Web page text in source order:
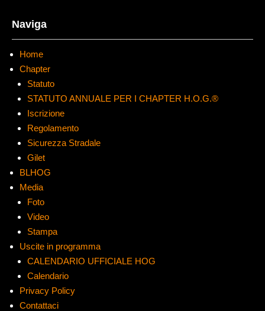
Naviga
Home
Chapter
Statuto
STATUTO ANNUALE PER I CHAPTER H.O.G.®
Iscrizione
Regolamento
Sicurezza Stradale
Gilet
BLHOG
Media
Foto
Video
Stampa
Uscite in programma
CALENDARIO UFFICIALE HOG
Calendario
Privacy Policy
Contattaci